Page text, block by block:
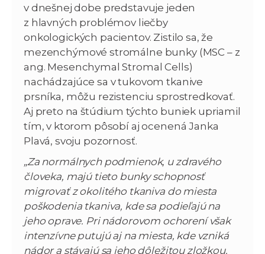
v dnešnej dobe predstavuje jeden
z hlavných problémov liečby
onkologických pacientov. Zistilo sa, že
mezenchýmové stromálne bunky (MSC – z
ang. Mesenchymal Stromal Cells)
nachádzajúce sa v tukovom tkanive
prsníka, môžu rezistenciu sprostredkovať.
Aj preto na štúdium týchto buniek upriamil
tím, v ktorom pôsobí aj ocenená Janka
Plavá, svoju pozornosť.
„Za normálnych podmienok, u zdravého
človeka, majú tieto bunky schopnosť
migrovať z okolitého tkaniva do miesta
poškodenia tkaniva, kde sa podieľajú na
jeho oprave. Pri nádorovom ochorení však
intenzívne putujú aj na miesta, kde vzniká
nádor a stávajú sa jeho dôležitou zložkou.